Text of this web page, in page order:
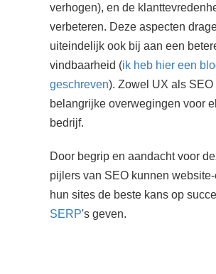
verhogen), en de
verbeteren. Deze aspecten
uiteindelijk ook bij aan een
vindbaarheid (ik heb hier een
geschreven). Zowel UX als SEO
belangrijke overwegingen voor
bedrijf.
Door begrip en aandacht voor
pijlers van SEO kunnen
hun sites de beste kans op
SERP's geven.